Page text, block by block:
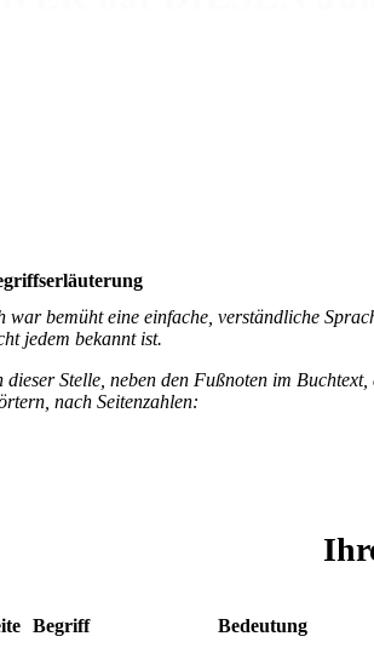
war bemüht eine einfache, verständliche
jedem bekannt ist.
dieser Stelle, neben den Fußnoten im
nach Seitenzahlen:
Begriff Bedeutung